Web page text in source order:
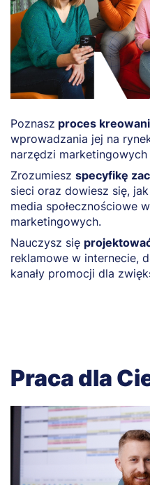
Poznasz proces
wprowadzania jej na
narzędzi marketingowych
Zrozumiesz specyfikę
sieci oraz dowiesz się,
media społecznościowe
marketingowych.
Nauczysz się
reklamowe w internecie,
kanały promocji dla
Praca dla